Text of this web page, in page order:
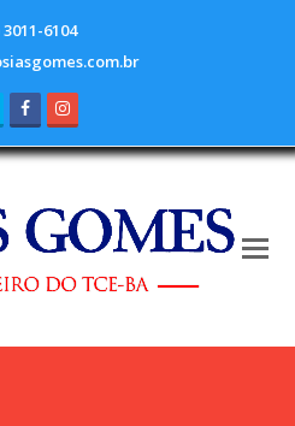
3011-6104
TwitterFacebook